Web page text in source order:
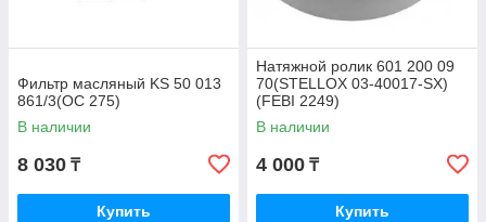
Фильтр масляный KS 50 013
861/3(OC 275)
В наличии
8 030 ₸
Купить
Натяжной ролик 601 200 09
70(STELLOX 03-40017-SX)
(FEBI 2249)
В наличии
4 000 ₸
Купить